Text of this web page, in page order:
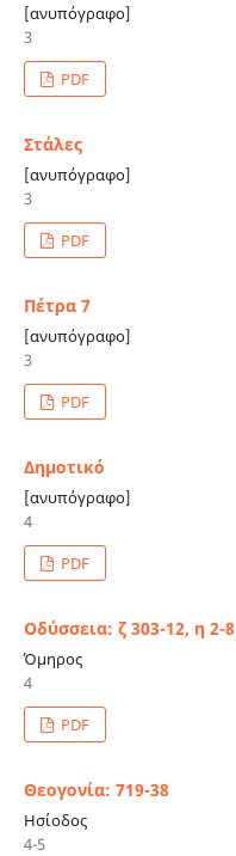
[ανυπόγραφο]
3
PDF
Στάλες
[ανυπόγραφο]
3
PDF
Πέτρα 7
[ανυπόγραφο]
3
PDF
Δημοτικό
[ανυπόγραφο]
4
PDF
Οδύσσεια: ζ 303-12, η 2-8
Όμηρος
4
PDF
Θεογονία: 719-38
Ησίοδος
4-5